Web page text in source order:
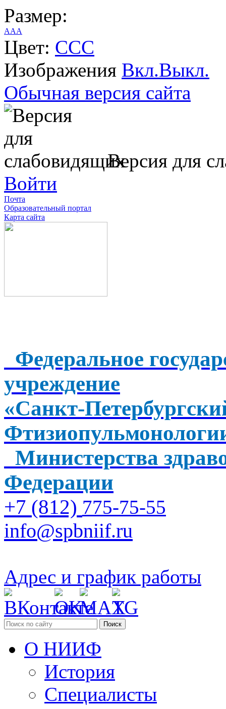
Размер:
AAA
Цвет: CCC
Изображения Вкл.Выкл.
Обычная версия сайта
Версия для
Войти
Почта
Образовательный портал
Карта сайта
Федеральное
учреждение
«Санкт-
Министерства
Федерации
+7 (812) 775-75-55
info@spbniif.ru
Адрес и график работы
Поиск
О НИИФ
История
Специалисты